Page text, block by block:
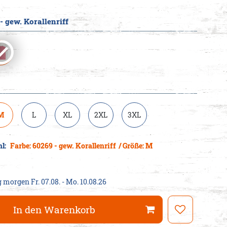
- gew. Korallenriff
L XL 2XL 3XL
Farbe: 60269 - gew. Korallenriff / Größe: M
morgenFr. 07.08. - Mo. 10.08.26
In den Warenkorb